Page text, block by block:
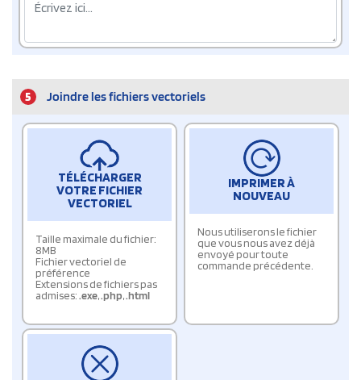
5 Joindre les fichiers vectoriels
TÉLÉCHARGER
VOTRE FICHIER
VECTORIEL
Taille maximale du fichier:
8MB
Fichier vectoriel de
préférence
Extensions de fichiers pas
admises:.exe,.php,.html
IMPRIMER À
NOUVEAU
Nous utiliserons le fichier
que vous nous avez déjà
envoyé pour toute
commande précédente.